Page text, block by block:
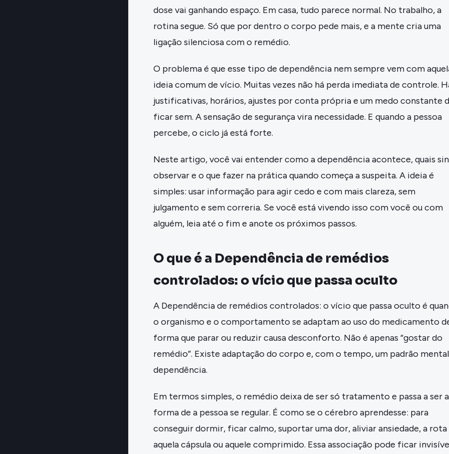
dose vai ganhando espaço. Em casa, tudo parece normal. No trabalho, a
rotina segue. Só que por dentro o corpo pede mais, e a mente cria uma
ligação silenciosa com o remédio.
O problema é que esse tipo de dependência nem sempre vem com
ideia comum de vício. Muitas vezes não há perda imediata de controle.
justificativas, horários, ajustes por conta própria e um medo constante
ficar sem. A sensação de segurança vira necessidade. E quando a pessoa
percebe, o ciclo já está forte.
Neste artigo, você vai entender como a dependência acontece, quais
observar e o que fazer na prática quando começa a suspeita. A ideia é
simples: usar informação para agir cedo e com mais clareza, sem
julgamento e sem correria. Se você está vivendo isso com você ou com
alguém, leia até o fim e anote os próximos passos.
O que é a Dependência de remédios
controlados: o vício que passa oculto
A Dependência de remédios controlados: o vício que passa oculto é
o organismo e o comportamento se adaptam ao uso do medicamento
forma que parar ou reduzir causa desconforto. Não é apenas “gostar do
remédio”. Existe adaptação do corpo e, com o tempo, um padrão
dependência.
Em termos simples, o remédio deixa de ser só tratamento e passa a ser a
forma de a pessoa se regular. É como se o cérebro aprendesse: para
conseguir dormir, ficar calmo, suportar uma dor, aliviar ansiedade, a rota
aquela cápsula ou aquele comprimido. Essa associação pode ficar